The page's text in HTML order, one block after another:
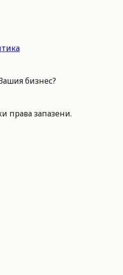
бизнес?
права запазени.